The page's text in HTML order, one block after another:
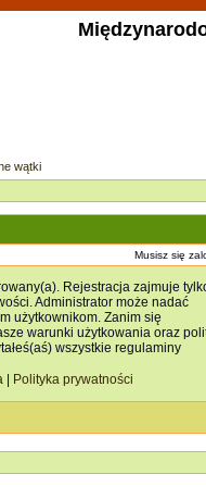
wątki
Musisz się
Rejestracja zajmuje
Administrator może nadać
użytkownikom. Zanim się
warunki użytkowania oraz
wszystkie regulaminy
| Polityka prywatności